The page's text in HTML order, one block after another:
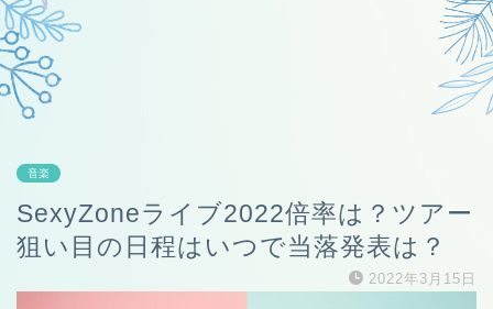
音楽
SexyZoneライブ2022倍率は？ツアー
狙い目の日程はいつで当落発表は？
2022年3月15日